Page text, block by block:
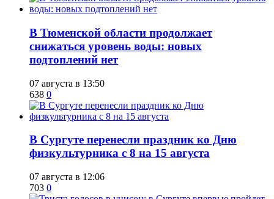
​В Тюменской области продолжает
снижаться уровень воды: новых
подтоплений нет
07 августа в 13:50
638 0
​В Сургуте перенесли праздник ко Дню
физкультурника с 8 на 15 августа
07 августа в 12:06
703 0